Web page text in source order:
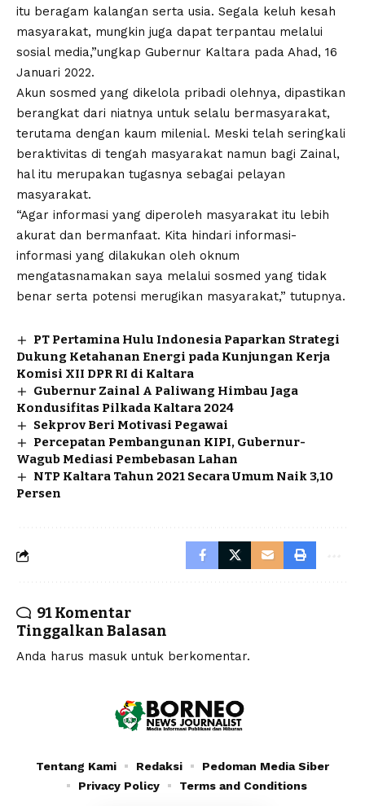
itu beragam kalangan serta usia. Segala keluh kesah
masyarakat, mungkin juga dapat terpantau melalui
sosial media,”ungkap Gubernur Kaltara pada Ahad, 16
Januari 2022.
Akun sosmed yang dikelola pribadi olehnya, dipastikan
berangkat dari niatnya untuk selalu bermasyarakat,
terutama dengan kaum milenial. Meski telah seringkali
beraktivitas di tengah masyarakat namun bagi Zainal,
hal itu merupakan tugasnya sebagai pelayan
masyarakat.
“Agar informasi yang diperoleh masyarakat itu lebih
akurat dan bermanfaat. Kita hindari informasi-
informasi yang dilakukan oleh oknum
mengatasnamakan saya melalui sosmed yang tidak
benar serta potensi merugikan masyarakat,” tutupnya.
PT Pertamina Hulu Indonesia Paparkan Strategi
Dukung Ketahanan Energi pada Kunjungan Kerja
Komisi XII DPR RI di Kaltara
Gubernur Zainal A Paliwang Himbau Jaga
Kondusifitas Pilkada Kaltara 2024
Sekprov Beri Motivasi Pegawai
Percepatan Pembangunan KIPI, Gubernur-
Wagub Mediasi Pembebasan Lahan
NTP Kaltara Tahun 2021 Secara Umum Naik 3,10
Persen
91 Komentar
Tinggalkan Balasan
Anda harus masuk untuk berkomentar.
Tentang Kami Redaksi
Pedoman Media Siber
Privacy Policy
Terms and Conditions